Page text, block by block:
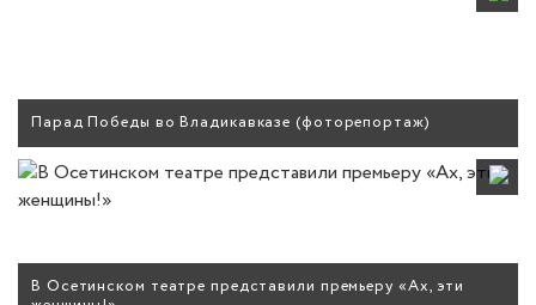
Парад Победы во Владикавказе (фоторепортаж)
В Осетинском театре представили премьеру «Ах, эти